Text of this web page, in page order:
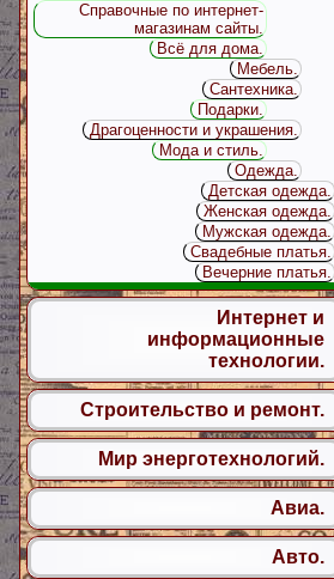
Справочные по интернет-
магазинам сайты.
Всё для дома.
Мебель.
Сантехника.
Подарки.
Драгоценности и украшения.
Мода и стиль.
Одежда.
Детская одежда.
Женская одежда.
Мужская одежда.
Свадебные платья.
Вечерние платья.
Интернет и
информационные
технологии.
Строительство и ремонт.
Мир энерготехнологий.
Авиа.
Авто.